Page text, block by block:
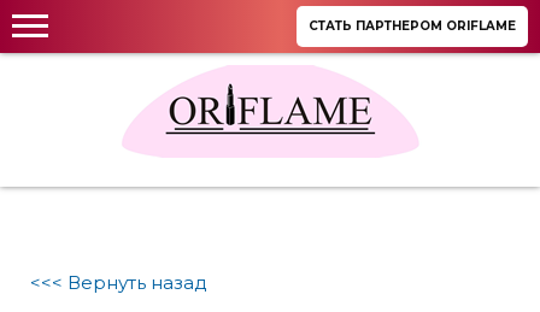
СТАТЬ ПАРТНЕРОМ ORIFLAME
<<< Вернуть назад